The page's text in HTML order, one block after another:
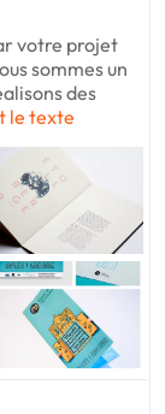
votre projet
sommes un
des
le texte